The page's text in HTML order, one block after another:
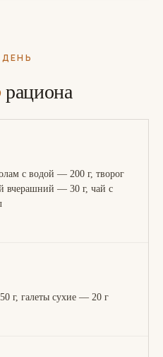
рациона
с водой — 200 г, творог
вчерашний — 30 г, чай с
г, галеты сухие — 20 г